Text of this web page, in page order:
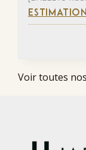
Voir toutes